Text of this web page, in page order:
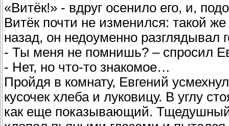
«Витёк!» - вдруг осенило его, и,
Витёк почти не изменился: такой
назад, он недоуменно разглядывал
- Ты меня не помнишь? – спросил
- Нет, но что-то знакомое…
Пройдя в комнату, Евгений
кусочек хлеба и луковицу. В углу
как еще показывающий. Тщедушный